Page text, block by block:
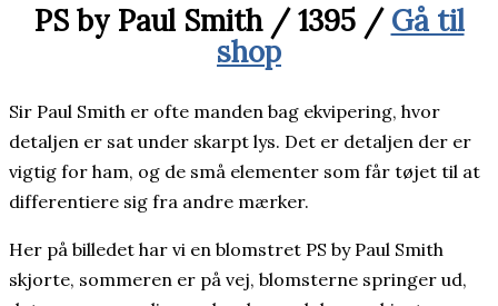
PS by Paul Smith / 1395 / Gå til
shop
Sir Paul Smith er ofte manden bag ekvipering, hvor
detaljen er sat under skarpt lys. Det er detaljen der er
vigtig for ham, og de små elementer som får tøjet til at
differentiere sig fra andre mærker.
Her på billedet har vi en blomstret PS by Paul Smith
skjorte, sommeren er på vej, blomsterne springer ud,